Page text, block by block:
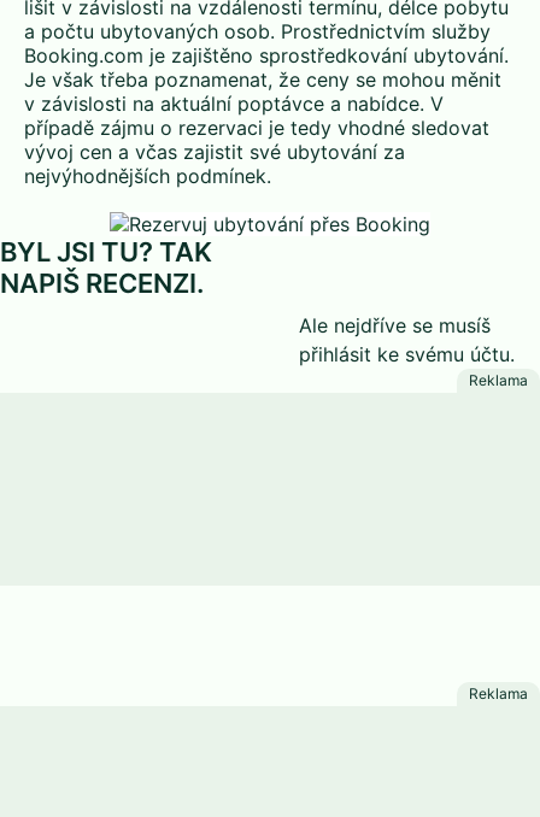
lišit v závislosti na vzdálenosti termínu, délce pobytu
a počtu ubytovaných osob. Prostřednictvím služby
Booking.com je zajištěno sprostředkování ubytování.
Je však třeba poznamenat, že ceny se mohou měnit
v závislosti na aktuální poptávce a nabídce. V
případě zájmu o rezervaci je tedy vhodné sledovat
vývoj cen a včas zajistit své ubytování za
nejvýhodnějších podmínek.
BYL JSI TU? TAK
NAPIŠ RECENZI.
Ale nejdříve se musíš
přihlásit ke svému účtu.